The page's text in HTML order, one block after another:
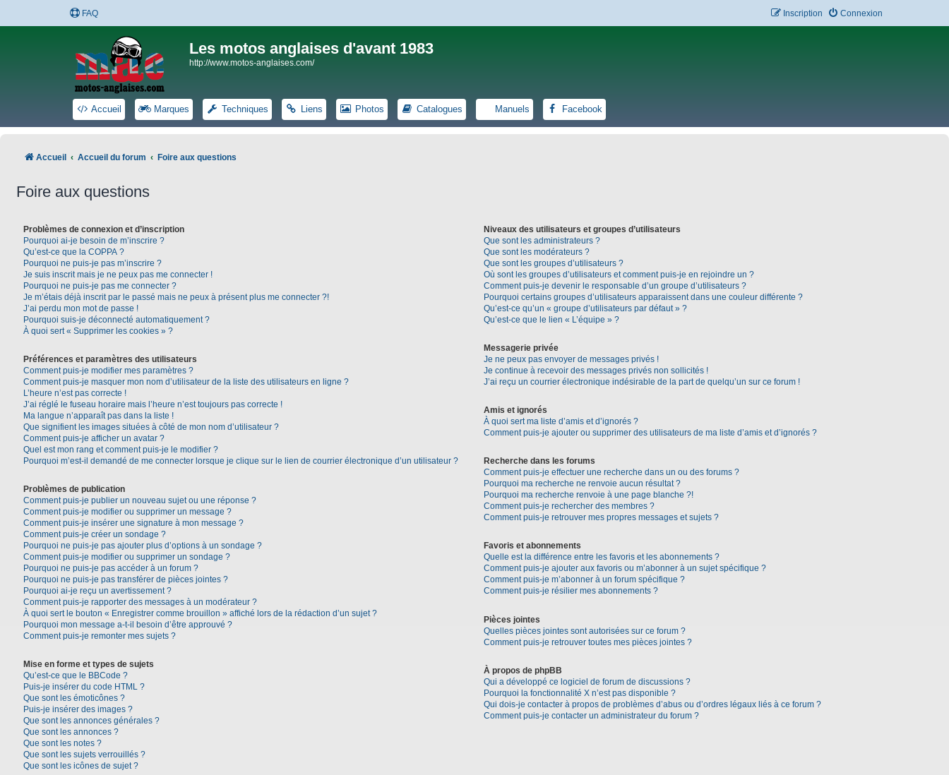
FAQ Connexion
Inscription
Les motos anglaises d'avant 1983
http://www.motos-anglaises.com/
Accueil Marques Techniques Liens Photos Catalogues Manuels Facebook
Accueil Accueil du forum Foire aux questions
Foire aux questions
Problèmes de connexion et d’inscription
Pourquoi ai-je besoin de m’inscrire ?
Qu’est-ce que la COPPA ?
Pourquoi ne puis-je pas m’inscrire ?
Je suis inscrit mais je ne peux pas me connecter !
Pourquoi ne puis-je pas me connecter ?
Je m’étais déjà inscrit par le passé mais ne peux à présent plus me connecter ?!
J’ai perdu mon mot de passe !
Pourquoi suis-je déconnecté automatiquement ?
À quoi sert « Supprimer les cookies » ?
Préférences et paramètres des utilisateurs
Comment puis-je modifier mes paramètres ?
Comment puis-je masquer mon nom d’utilisateur de la liste des utilisateurs en ligne ?
L’heure n’est pas correcte !
J’ai réglé le fuseau horaire mais l’heure n’est toujours pas correcte !
Ma langue n’apparaît pas dans la liste !
Que signifient les images situées à côté de mon nom d’utilisateur ?
Comment puis-je afficher un avatar ?
Quel est mon rang et comment puis-je le modifier ?
Pourquoi m’est-il demandé de me connecter lorsque je clique sur le lien de courrier électronique d’un utilisateur ?
Problèmes de publication
Comment puis-je publier un nouveau sujet ou une réponse ?
Comment puis-je modifier ou supprimer un message ?
Comment puis-je insérer une signature à mon message ?
Comment puis-je créer un sondage ?
Pourquoi ne puis-je pas ajouter plus d’options à un sondage ?
Comment puis-je modifier ou supprimer un sondage ?
Pourquoi ne puis-je pas accéder à un forum ?
Pourquoi ne puis-je pas transférer de pièces jointes ?
Pourquoi ai-je reçu un avertissement ?
Comment puis-je rapporter des messages à un modérateur ?
À quoi sert le bouton « Enregistrer comme brouillon » affiché lors de la rédaction d’un sujet ?
Pourquoi mon message a-t-il besoin d’être approuvé ?
Comment puis-je remonter mes sujets ?
Mise en forme et types de sujets
Qu’est-ce que le BBCode ?
Puis-je insérer du code HTML ?
Que sont les émoticônes ?
Puis-je insérer des images ?
Que sont les annonces générales ?
Que sont les annonces ?
Que sont les notes ?
Que sont les sujets verrouillés ?
Que sont les icônes de sujet ?
Niveaux des utilisateurs et groupes d’utilisateurs
Que sont les administrateurs ?
Que sont les modérateurs ?
Que sont les groupes d’utilisateurs ?
Où sont les groupes d’utilisateurs et comment puis-je en rejoindre un ?
Comment puis-je devenir le responsable d’un groupe d’utilisateurs ?
Pourquoi certains groupes d’utilisateurs apparaissent dans une couleur différente ?
Qu’est-ce qu’un « groupe d’utilisateurs par défaut » ?
Qu’est-ce que le lien « L’équipe » ?
Messagerie privée
Je ne peux pas envoyer de messages privés !
Je continue à recevoir des messages privés non sollicités !
J’ai reçu un courrier électronique indésirable de la part de quelqu’un sur ce forum !
Amis et ignorés
À quoi sert ma liste d’amis et d’ignorés ?
Comment puis-je ajouter ou supprimer des utilisateurs de ma liste d’amis et d’ignorés ?
Recherche dans les forums
Comment puis-je effectuer une recherche dans un ou des forums ?
Pourquoi ma recherche ne renvoie aucun résultat ?
Pourquoi ma recherche renvoie à une page blanche ?!
Comment puis-je rechercher des membres ?
Comment puis-je retrouver mes propres messages et sujets ?
Favoris et abonnements
Quelle est la différence entre les favoris et les abonnements ?
Comment puis-je ajouter aux favoris ou m’abonner à un sujet spécifique ?
Comment puis-je m’abonner à un forum spécifique ?
Comment puis-je résilier mes abonnements ?
Pièces jointes
Quelles pièces jointes sont autorisées sur ce forum ?
Comment puis-je retrouver toutes mes pièces jointes ?
À propos de phpBB
Qui a développé ce logiciel de forum de discussions ?
Pourquoi la fonctionnalité X n’est pas disponible ?
Qui dois-je contacter à propos de problèmes d’abus ou d’ordres légaux liés à ce forum ?
Comment puis-je contacter un administrateur du forum ?